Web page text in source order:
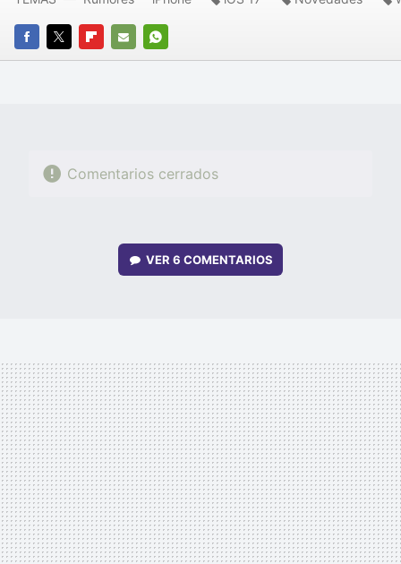
FACEBOOK
TWITTERFLIPBOARD
E-
WHATSAPP
Comentarios cerrados
VER 6 COMENTARIOS